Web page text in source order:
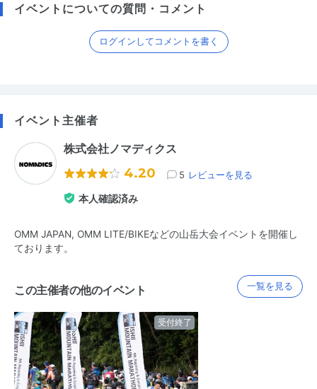
イベントについての質問・コメント
ログインしてコメントを書く
イベント主催者
株式会社ノマディクス
4.20 5 レビューを見る
本人確認済み
OMM JAPAN, OMM LITE/BIKEなどの山岳大会イベントを開催し
ております。
この主催者の他のイベント 一覧を見る
受付終了